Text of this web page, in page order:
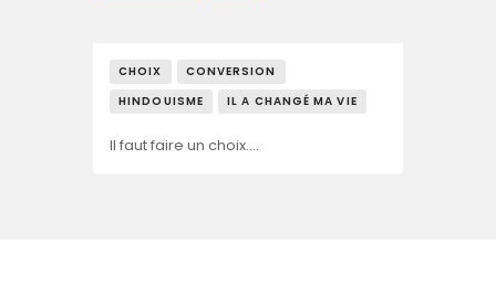
CHOIX
CONVERSION
HINDOUISME
IL A CHANGÉ MA VIE
Il faut faire un choix….